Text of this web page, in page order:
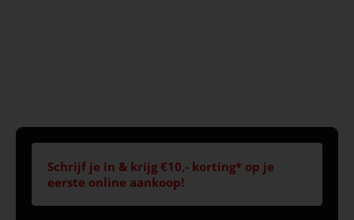
Schrijf je in & krijg €10,- korting* op je
eerste online aankoop!